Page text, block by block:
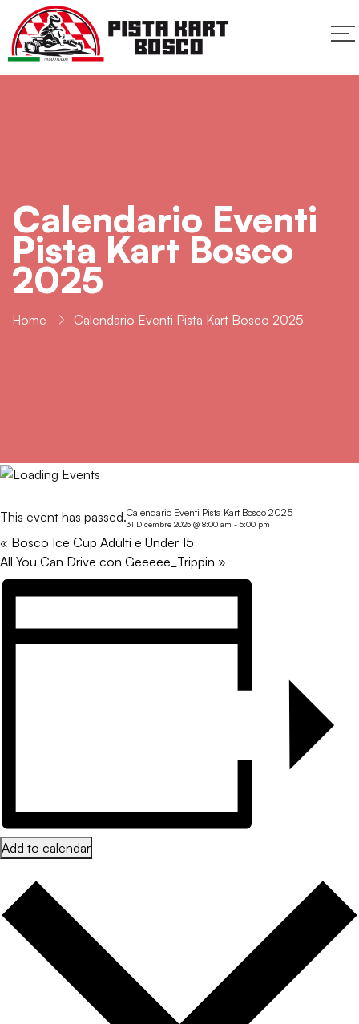
Calendario Eventi
Pista Kart Bosco
2025
Home Calendario Eventi Pista Kart Bosco 2025
This event has passed.Calendario Eventi Pista Kart Bosco 2025
31 Dicembre 2025 @ 8:00 am - 5:00 pm
« Bosco Ice Cup Adulti e Under 15
All You Can Drive con Geeeee_Trippin »
Add to calendar